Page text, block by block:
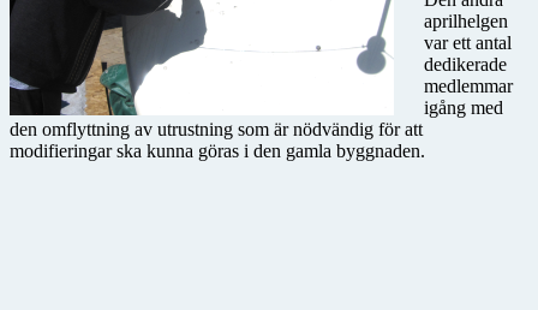
aprilhelgen
var ett antal
dedikerade
medlemmar
igång med
den omflyttning av utrustning som är nödvändig för att
modifieringar ska kunna göras i den gamla byggnaden.